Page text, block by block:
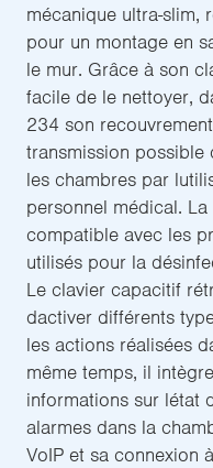
mécanique ultra-
pour un montage en
le mur. Grâce à son
facile de le nettoyer,
234 son
transmission
les chambres par
personnel médical.
compatible avec les
utilisés pour la
Le clavier capacitif
dactiver différents
les actions réalisées
même temps, il
informations sur létat
alarmes dans la
VoIP et sa connexion